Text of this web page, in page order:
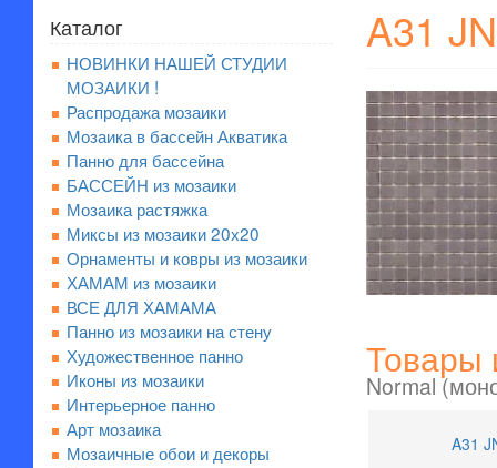
Каталог
НОВИНКИ НАШЕЙ СТУДИИ
МОЗАИКИ !
Распродажа мозаики
Мозаика в бассейн Акватика
Панно для бассейна
БАССЕЙН из мозаики
Мозаика растяжка
Миксы из мозаики 20х20
Орнаменты и ковры из мозаики
ХАМАМ из мозаики
ВСЕ ДЛЯ ХАМАМА
Панно из мозаики на стену
Художественное панно
Иконы из мозаики
Интерьерное панно
Арт мозаика
Мозаичные обои и декоры
A31
Товары
Normal
A31